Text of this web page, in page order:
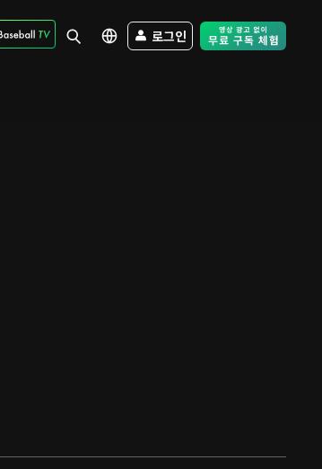
로그인 Free Trial -